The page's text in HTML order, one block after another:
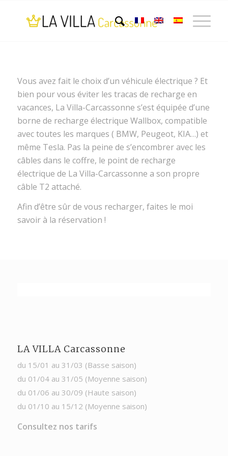
Vous avez fait le choix d’un véhicule électrique ? Et
bien pour vous éviter les tracas de recharge en
vacances, La Villa-Carcassonne s’est équipée d’une
borne de recharge électrique Wallbox, compatible
avec toutes les marques ( BMW, Peugeot, KIA…) et
même Tesla. Pas la peine de s’encombrer avec les
câbles dans le coffre, le point de recharge
électrique de La Villa-Carcassonne a son propre
câble T2 attaché.
Afin d’être sûr de vous recharger, faites le moi
savoir à la réservation !
LA VILLA Carcassonne
du 15/01 au 31/03 (Basse saison)
du 01/04 au 31/05 (Moyenne saison)
du 01/06 au 30/09 (Haute saison)
du 01/10 au 15/12 (Moyenne saison)
Consultez nos tarifs